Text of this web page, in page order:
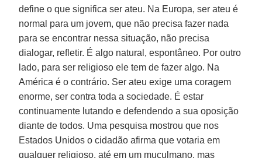
define o que significa ser ateu. Na Europa, ser ateu é
normal para um jovem, que não precisa fazer nada
para se encontrar nessa situação, não precisa
dialogar, refletir. É algo natural, espontâneo. Por outro
lado, para ser religioso ele tem de fazer algo. Na
América é o contrário. Ser ateu exige uma coragem
enorme, ser contra toda a sociedade. É estar
continuamente lutando e defendendo a sua oposição
diante de todos. Uma pesquisa mostrou que nos
Estados Unidos o cidadão afirma que votaria em
qualquer religioso, até em um muçulmano, mas